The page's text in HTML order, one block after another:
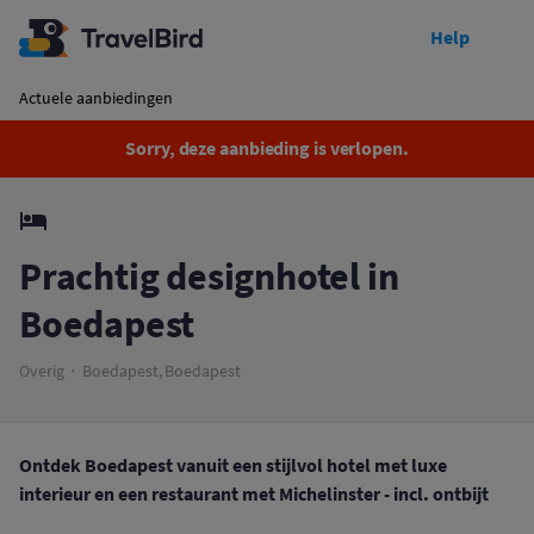
Help
Actuele aanbiedingen
Prachtig designhotel in Boedapest Afgelopen
Sorry, deze aanbieding is verlopen.
Prachtig designhotel in
Boedapest
Overig Boedapest, Boedapest
Ontdek Boedapest vanuit een stijlvol hotel met luxe
interieur en een restaurant met Michelinster - incl. ontbijt